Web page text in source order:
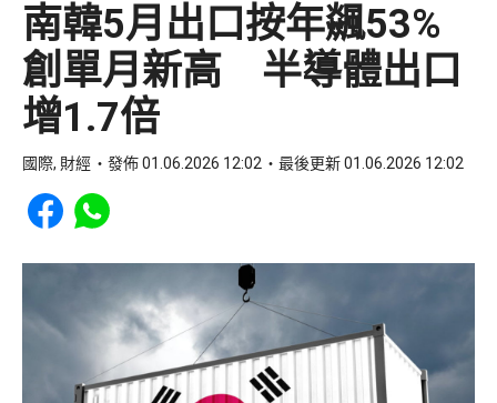
南韓5月出口按年飊53%
創單月新高 半導體出口
增1.7倍
國際, 財經 發佈 01.06.2026 12:02 最後更新 01.06.2026 12:02
Share to Facebook
Share to WhatsApp